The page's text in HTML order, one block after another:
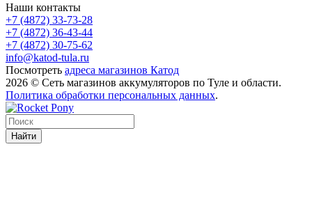
Наши контакты
+7 (4872) 33-73-28
+7 (4872) 36-43-44
+7 (4872) 30-75-62
info@katod-tula.ru
Посмотреть адреса магазинов Катод
2026 © Сеть магазинов аккумуляторов по Туле и области.
Политика обработки персональных данных.
Найти